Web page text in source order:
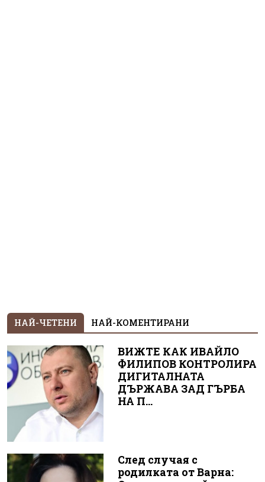
НАЙ-ЧЕТЕНИ НАЙ-КОМЕНТИРАНИ
ВИЖТЕ КАК ИВАЙЛО
ФИЛИПОВ КОНТРОЛИРА
ДИГИТАЛНАТА
ДЪРЖАВА ЗАД ГЪРБА
НА П...
След случая с
родилката от Варна: